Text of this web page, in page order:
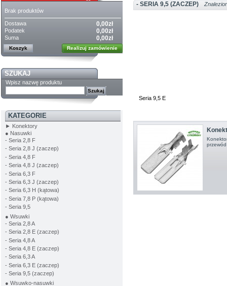
Brak produktów
Dostawa 0,00zł
Podatek 0,00zł
Suma 0,00zł
Koszyk Realizuj zamówienie
SZUKAJ
Wpisz nazwę produktu
KATEGORIE
► Konektory
● Nasuwki
- Seria 2,8 F
- Seria 2,8 J (zaczep)
- Seria 4,8 F
- Seria 4,8 J (zaczep)
- Seria 6,3 F
- Seria 6,3 J (zaczep)
- Seria 6,3 H (kątowa)
- Seria 7,8 P (kątowa)
- Seria 9,5
● Wsuwki
- Seria 2,8 A
- Seria 2,8 E (zaczep)
- Seria 4,8 A
- Seria 4,8 E (zaczep)
- Seria 6,3 A
- Seria 6,3 E (zaczep)
- Seria 9,5 (zaczep)
● Wsuwko-nasuwki
- SERIA 9,5 (ZACZEP)
Seria 9,5 E